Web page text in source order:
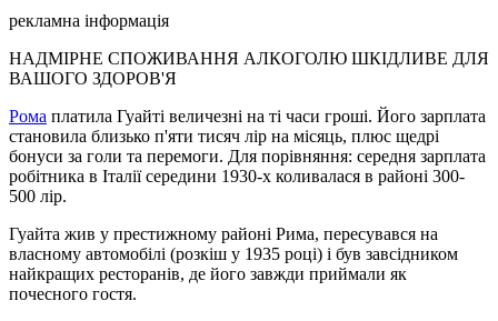
рекламна інформація
НАДМІРНЕ СПОЖИВАННЯ АЛКОГОЛЮ ШКІДЛИВЕ ДЛЯ
ВАШОГО ЗДОРОВ'Я
Рома платила Гуайті величезні на ті часи гроші. Його зарплата
становила близько п'яти тисяч лір на місяць, плюс щедрі
бонуси за голи та перемоги. Для порівняння: середня зарплата
робітника в Італії середини 1930-х коливалася в районі 300-
500 лір.
Гуайта жив у престижному районі Рима, пересувався на
власному автомобілі (розкіш у 1935 році) і був завсідником
найкращих ресторанів, де його завжди приймали як
почесного гостя.